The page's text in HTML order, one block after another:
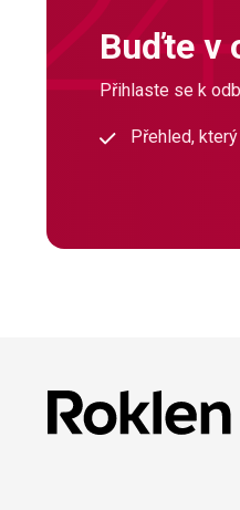
Buďte v
Přihlaste se k
Přehled,